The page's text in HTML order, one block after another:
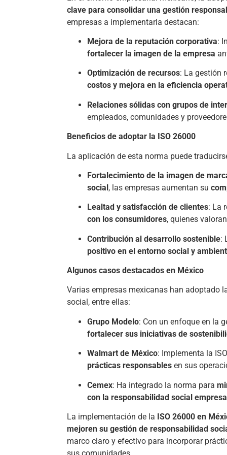
clave para consolidar una gestión
empresas a implementarla destacan:
Mejora de la reputación corporativa:
fortalecer la imagen de la empresa
Optimización de recursos: La gestión
costos y mejora en la eficiencia
Relaciones sólidas con grupos de
empleados, comunidades y
Beneficios de adoptar la ISO 26000
La aplicación de esta norma puede
Fortalecimiento de la imagen de
social, las empresas aumentan su
Lealtad y satisfacción de clientes: La
con los consumidores, quienes
Contribución al desarrollo sostenible:
positivo en el entorno social y
Algunos casos destacados en México
Varias empresas mexicanas han adoptado
social, entre ellas:
Grupo Modelo: Con un enfoque en la
fortalecer sus iniciativas de
Walmart de México: Implementa la
prácticas responsables en sus
Cemex: Ha integrado la norma para
con la responsabilidad social
La implementación de la ISO 26000 en
mejoren su gestión de responsabilidad
marco claro y efectivo para incorporar